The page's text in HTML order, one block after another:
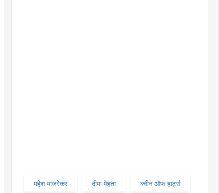
महेश मांजरेकर दीपा मेहता क्वीन ऑफ हार्ट्स